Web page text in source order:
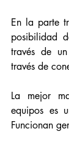
En la parte
posibilidad
través de
través de
La mejor
equipos es